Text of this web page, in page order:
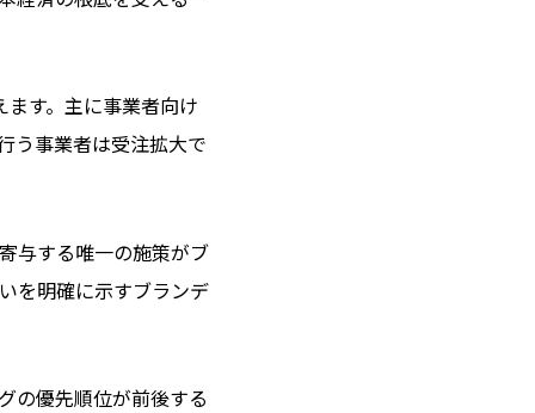
す。主に事業者向け
う事業者は受注拡大で
与する唯一の施策がブ
を明確に示すブランデ
の優先順位が前後する